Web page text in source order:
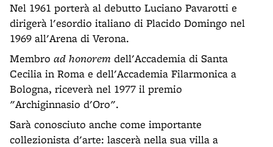
Nel 1961 porterà al debutto Luciano Pavarotti e
dirigerà l'esordio italiano di Placido Domingo nel
1969 all'Arena di Verona.
Membro ad honorem dell'Accademia di Santa
Cecilia in Roma e dell'Accademia Filarmonica a
Bologna, riceverà nel 1977 il premio
"Archiginnasio d'Oro".
Sarà conosciuto anche come importante
collezionista d'arte: lascerà nella sua villa a